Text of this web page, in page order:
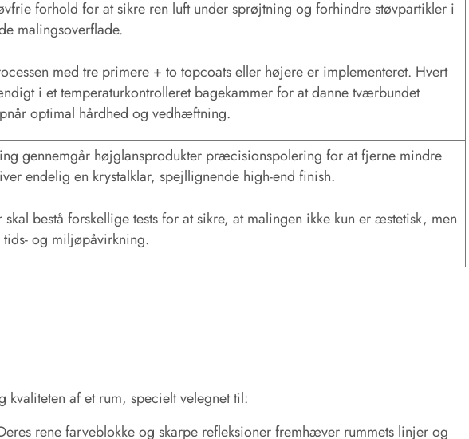
forhold for at sikre ren luft under sprøjtning og forhindre støvpartikler i
malingsoverflade.
med tre primere + to topcoats eller højere er implementeret. Hvert
i et temperaturkontrolleret bagekammer for at danne tværbundet
optimal hårdhed og vedhæftning.
gennemgår højglansprodukter præcisionspolering for at fjerne mindre
endelig en krystalklar, spejllignende high-end finish.
bestå forskellige tests for at sikre, at malingen ikke kun er æstetisk, men
og miljøpåvirkning.
af ​​et rum, specielt velegnet til:
rene farveblokke og skarpe refleksioner fremhæver rummets linjer og